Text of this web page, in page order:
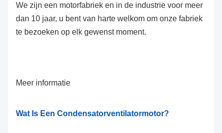
We zijn een motorfabriek en in de industrie voor meer
dan 10 jaar, u bent van harte welkom om onze fabriek
te bezoeken op elk gewenst moment.
Meer informatie
Wat Is Een Condensatorventilatormotor?